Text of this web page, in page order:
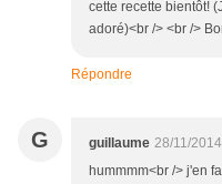
cette recette bientôt!
adoré)<br /> <br />
Répondre
G guillaume 28/11/
hummmm<br /> j'en